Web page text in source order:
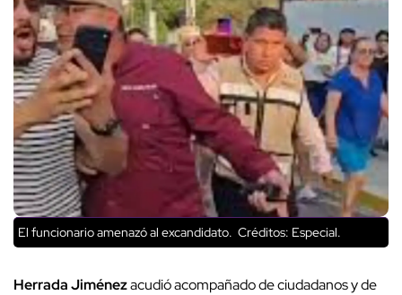
El funcionario amenazó al excandidato. Créditos: Especial.
Herrada Jiménezacudió acompañado de ciudadanos y de